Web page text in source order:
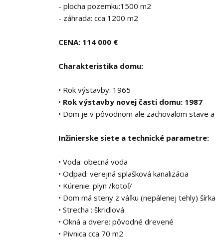
- plocha pozemku:1500 m2
- záhrada: cca 1200 m2
CENA: 114 000 €
Charakteristika domu:
• Rok výstavby: 1965
• Rok výstavby novej časti domu: 1987
• Dom je v pôvodnom ale zachovalom stave
Inžinierske siete a technické parametre:
• Voda: obecná voda
• Odpad: verejná splašková kanalizácia
• Kúrenie: plyn /kotoľ/
• Dom má steny z váľku (nepálenej tehly)
• Strecha : škridlová
• Okná a dvere: pôvodné drevené
• Pivnica cca 70 m2